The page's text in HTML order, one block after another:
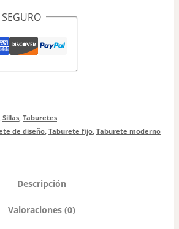
Sillas, Taburetes
de diseño, Taburete fijo, Taburete moderno
Descripción
Valoraciones (0)